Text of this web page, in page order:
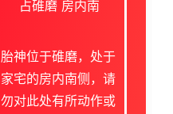
占碓磨 房内南
胎神位于碓磨，处于
家宅的房内南侧，请
勿对此处有所动作或